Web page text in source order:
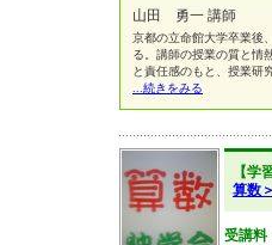
山田 勇一 講師
京都の立命館大学卒業後
る。講師の授業の質と情
と責任感のもと、授業研
...続きをみる
【学
算数＞
受講料